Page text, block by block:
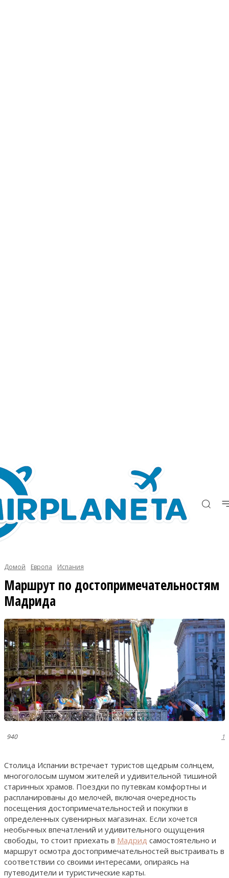
Домой Европа Испания
Маршрут по достопримечательностям
Мадрида
940 1
Столица Испании встречает туристов щедрым солнцем,
многоголосым шумом жителей и удивительной тишиной
старинных храмов. Поездки по путевкам комфортны и
распланированы до мелочей, включая очередность
посещения достопримечательностей и покупки в
определенных сувенирных магазинах. Если хочется
необычных впечатлений и удивительного ощущения
свободы, то стоит приехать в Мадрид самостоятельно и
маршрут осмотра достопримечательностей выстраивать в
соответствии со своими интересами, опираясь на
путеводители и туристические карты.